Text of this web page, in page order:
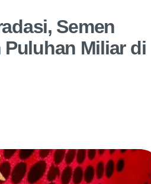
Semen
Puluhan Miliar di